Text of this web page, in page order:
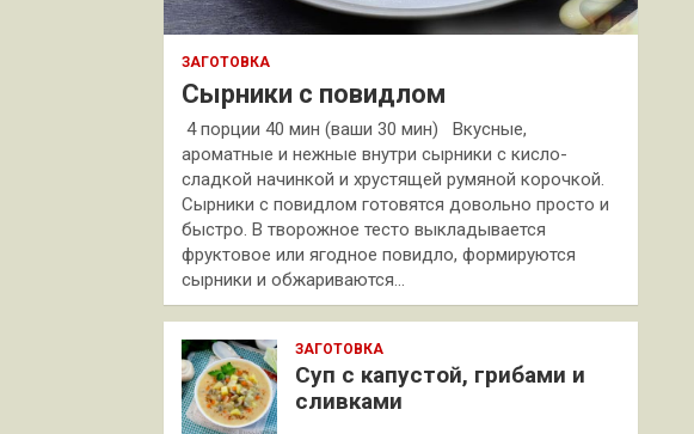
ЗАГОТОВКА
Сырники с повидлом
4 порции 40 мин (ваши 30 мин) Вкусные,
ароматные и нежные внутри сырники с кисло-
сладкой начинкой и хрустящей румяной корочкой.
Сырники с повидлом готовятся довольно просто и
быстро. В творожное тесто выкладывается
фруктовое или ягодное повидло, формируются
сырники и обжариваются…
ЗАГОТОВКА
Суп с капустой, грибами и
сливками